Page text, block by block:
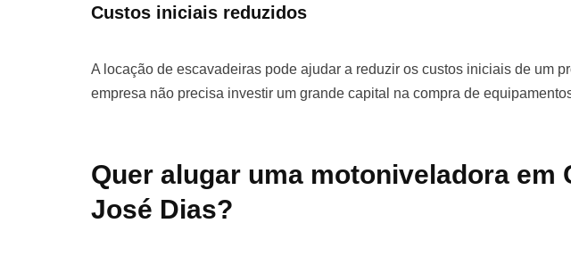
Custos iniciais reduzidos
A locação de escavadeiras pode ajudar a reduzir os custos iniciais de um
empresa não precisa investir um grande capital na compra de
Quer alugar uma motoniveladora em
José Dias?